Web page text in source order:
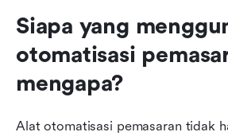
Siapa yang
otomatisasi
mengapa?
Alat otomatisasi pemasaran tidak